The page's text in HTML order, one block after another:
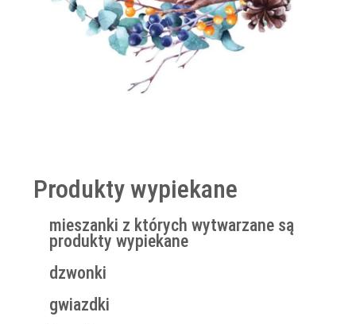
Produkty wypiekane
mieszanki z których wytwarzane są
produkty wypiekane
dzwonki
gwiazdki